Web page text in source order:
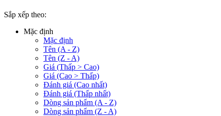
Sắp xếp theo:
Mặc định
Mặc định
Tên (A - Z)
Tên (Z - A)
Giá (Thấp > Cao)
Giá (Cao > Thấp)
Đánh giá (Cao nhất)
Đánh giá (Thấp nhất)
Dòng sản phẩm (A - Z)
Dòng sản phẩm (Z - A)